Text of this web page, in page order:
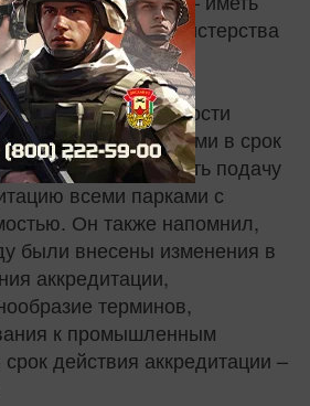
аккредитацию Министерства
напомнил главам
о необходимости
компаниями в срок
года обеспечить подачу
всеми парками с
Он также напомнил,
были внесены изменения в
аккредитации,
терминов,
к промышленным
действия аккредитации –